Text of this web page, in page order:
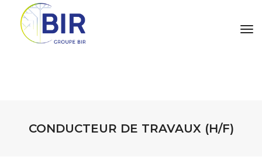
CONDUCTEUR DE TRAVAUX (H/F)